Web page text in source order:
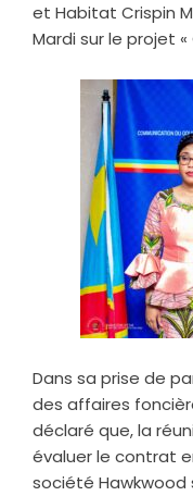
et Habitat Crispin
Mardi sur le projet «
Dans sa prise de
des affaires
déclaré que, la
évaluer le contrat
société Hawkwood